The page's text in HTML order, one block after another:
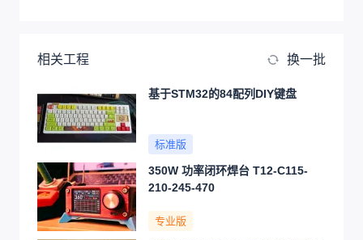
相关工程 换一批
基于STM32的84配列DIY键盘
标准版
350W 功率闭环焊台 T12-C115-
210-245-470
专业版